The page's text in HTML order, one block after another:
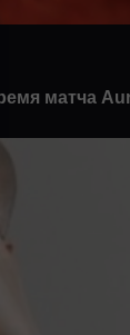
матча